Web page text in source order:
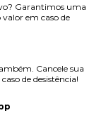
Garantimos uma
em caso de
Cancele sua
de desistência!